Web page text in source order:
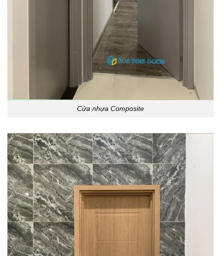
Cửa nhựa Composite